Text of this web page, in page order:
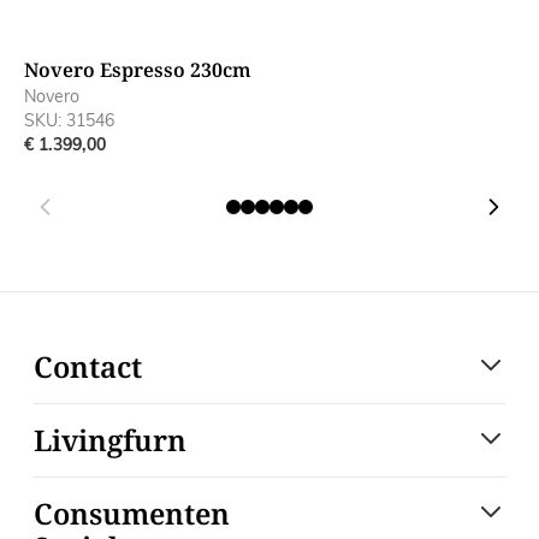
Novero Espresso 230cm
Novero
SKU: 31546
€ 1.399,00
Contact
Livingfurn
Consumenten